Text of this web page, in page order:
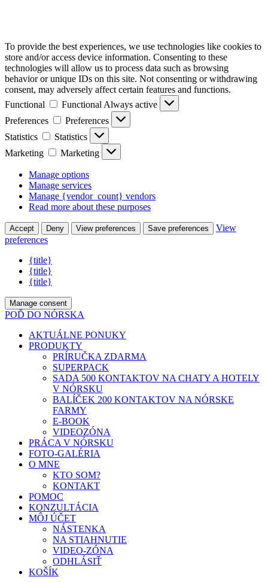
To provide the best experiences, we use technologies like cookies to
store and/or access device information. Consenting to these
technologies will allow us to process data such as browsing
behavior or unique IDs on this site. Not consenting or withdrawing
consent, may adversely affect certain features and functions.
Functional
Functional Always active
Preferences
Preferences
Statistics
Statistics
Marketing
Marketing
Manage options
Manage services
Manage {vendor_count} vendors
Read more about these purposes
Accept Deny View preferences Save preferences
View
preferences
{title}
{title}
{title}
Manage consent
POĎ DO NÓRSKA
AKTUÁLNE PONUKY
PRODUKTY
PRÍRUČKA ZDARMA
SUPERPACK
SADA 500 KONTAKTOV NA CHATY A HOTELY
V NÓRSKU
BALÍČEK 200 KONTAKTOV NA NÓRSKE
FARMY
E-BOOK
VIDEOZÓNA
PRÁCA V NÓRSKU
FOTO-GALÉRIA
O MNE
KTO SOM?
KONTAKT
POMOC
KONZULTÁCIA
MÔJ ÚČET
NÁSTENKA
NA STIAHNUTIE
VIDEO-ZÓNA
ODHLÁSIŤ
KOŠÍK